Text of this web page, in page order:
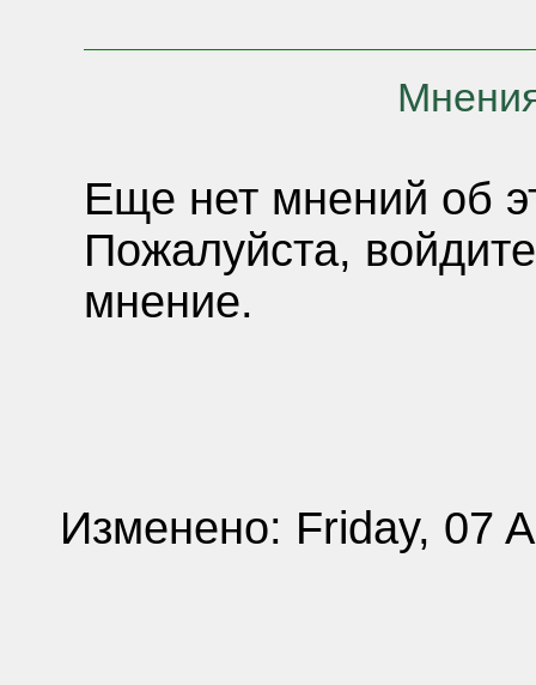
Еще нет мнений об
Пожалуйста,
мнение.
Изменено: Friday, 07